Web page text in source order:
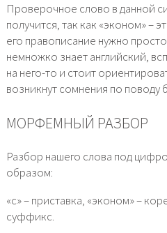
Проверочное слово в данной
получится, так как «эконом» –
его правописание нужно
немножко знает английский,
на него-то и стоит
возникнут сомнения по поводу
МОРФЕМНЫЙ РАЗБОР
Разбор нашего слова под
образом:
«с» – приставка, «эконом» –
суффикс.